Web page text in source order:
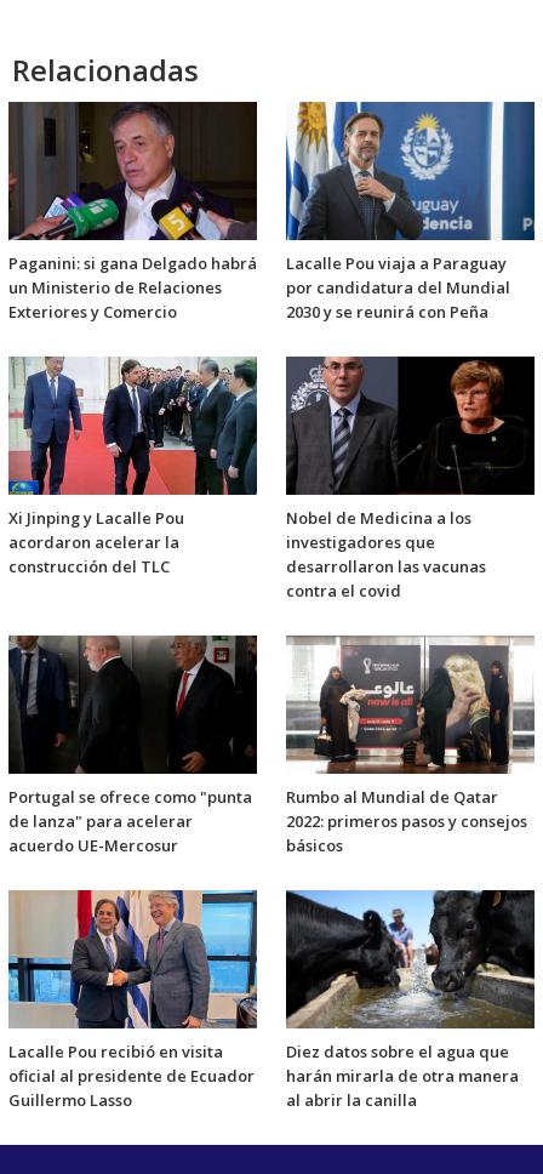
Relacionadas
Paganini: si gana Delgado habrá
un Ministerio de Relaciones
Exteriores y Comercio
Lacalle Pou viaja a Paraguay
por candidatura del Mundial
2030 y se reunirá con Peña
Xi Jinping y Lacalle Pou
acordaron acelerar la
construcción del TLC
Nobel de Medicina a los
investigadores que
desarrollaron las vacunas
contra el covid
Portugal se ofrece como "punta
de lanza" para acelerar
acuerdo UE-Mercosur
Rumbo al Mundial de Qatar
2022: primeros pasos y consejos
básicos
Lacalle Pou recibió en visita
oficial al presidente de Ecuador
Guillermo Lasso
Diez datos sobre el agua que
harán mirarla de otra manera
al abrir la canilla